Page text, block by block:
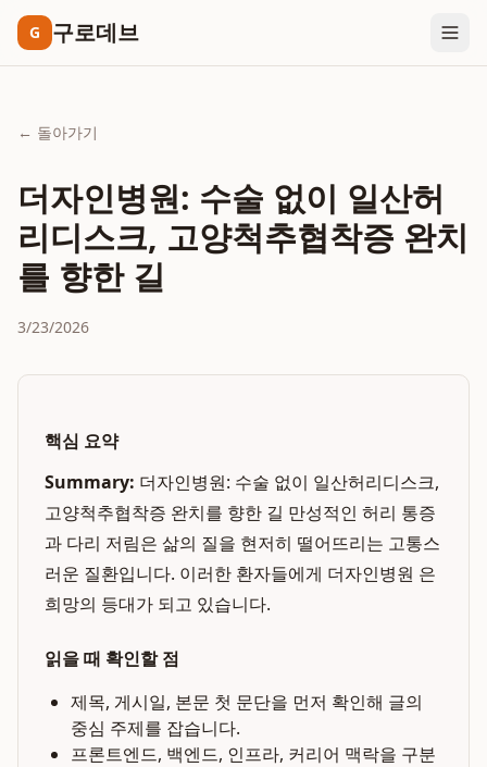
G 구로데브
← 돌아가기
더자인병원: 수술 없이 일산허
리디스크, 고양척추협착증 완치
를 향한 길
3/23/2026
핵심 요약
Summary: 더자인병원: 수술 없이 일산허리디스크,
고양척추협착증 완치를 향한 길 만성적인 허리 통증
과 다리 저림은 삶의 질을 현저히 떨어뜨리는 고통스
러운 질환입니다. 이러한 환자들에게 더자인병원 은
희망의 등대가 되고 있습니다.
읽을 때 확인할 점
제목, 게시일, 본문 첫 문단을 먼저 확인해 글의
중심 주제를 잡습니다.
프론트엔드, 백엔드, 인프라, 커리어 맥락을 구분